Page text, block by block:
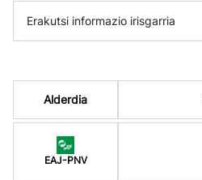
Erakutsi informazio irisgarria
Alderdia
EAJ-PNV